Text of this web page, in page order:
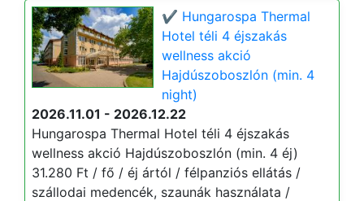
✔️ Hungarospa Thermal
Hotel téli 4 éjszakás
wellness akció
Hajdúszoboszlón (min. 4
night)
2026.11.01 - 2026.12.22
Hungarospa Thermal Hotel téli 4 éjszakás
wellness akció Hajdúszoboszlón (min. 4 éj)
31.280 Ft / fő / éj ártól / félpanziós ellátás /
szállodai medencék, szaunák használata /